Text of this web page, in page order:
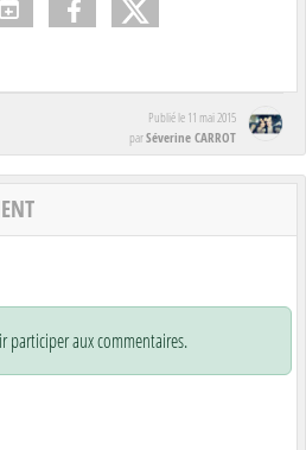
Publié le 11 mai 2015
parSéverine CARROT
participer aux commentaires.